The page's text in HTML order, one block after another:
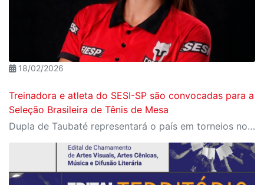
18/02/2026
Treinadora e atleta do SESI-SP são convocadas para a
Seleção Brasileira de Tênis de Mesa
Dupla de Taubaté representará o país em torneios no Paraguai e nos Estados Unidos em 2026